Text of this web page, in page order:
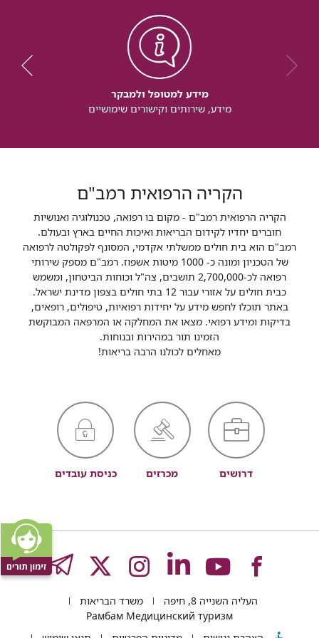
מידע למטופל ולמבקר
מידע, שירותים וקישורים שימושיים
הקריה הרפואית רמב"ם
הקריה הרפואית רמב"ם - מקום בו רפואה, טכנולוגיה ואנושיות
חוברים יחדיו לקידום הבריאות ואיכות החיים בארץ ובעולם.
רמב"ם הוא בית חולים ממשלתי אקדמי, המסונף לפקולטה לרפואה
של הטכניון ומונה כ- 1000 מיטות אשפוז. רמב"ם מספק שירותי
רפואה לכ-2,700,000 תושבים, צה"ל וכוחות הביטחון, ומשמש
כבית חולים על אזורי עבור 12 בתי חולים בצפון מדינת ישראל.
באתר תוכלו לחפש מידע על יחידות רפואיות, טיפולים, רופאים,
בדיקות ומידע רפואי. מצאו את המחלקה או המרפאה המבוקשת
הזמינו תור במהירות ובנוחות.
מאחלים לכולנו הרבה בריאות!
דרושים מכרזים כניסת עובדים
לעמוד
של
לעמוד
של
לעמוד
של
לעמוד
של
לעמוד
של
העליה השנייה 8, חיפה
משרד הבריאות
Рамбам Медицинский туризм